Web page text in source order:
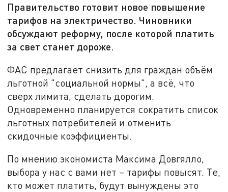
Правительство готовит новое повышение
тарифов на электричество. Чиновники
обсуждают реформу, после которой платить
за свет станет дороже.
ФАС предлагает снизить для граждан объём
льготной "социальной нормы", а всё, что
сверх лимита, сделать дорогим.
Одновременно планируется сократить список
льготных потребителей и отменить
скидочные коэффициенты.
По мнению экономиста Максима Довгялло,
выбора у нас с вами нет – тарифы повысят. Те,
кто может платить, будут вынуждены это